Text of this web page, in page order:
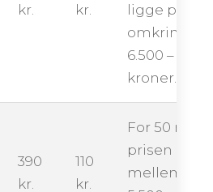
kr.
kr.
ligge på
omkring
6.500 –
kroner.
390
kr.
110
kr.
For 50 m²
prisen ende
mellem ca.